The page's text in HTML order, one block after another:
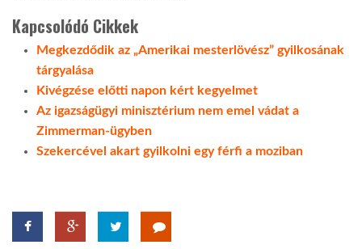
Kapcsolódó Cikkek
Megkezdődik az „Amerikai mesterlövész” gyilkosának
tárgyalása
Kivégzése előtti napon kért kegyelmet
Az igazságügyi minisztérium nem emel vádat a
Zimmerman-ügyben
Szekercével akart gyilkolni egy férfi a moziban